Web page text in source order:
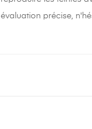
évaluation précise,